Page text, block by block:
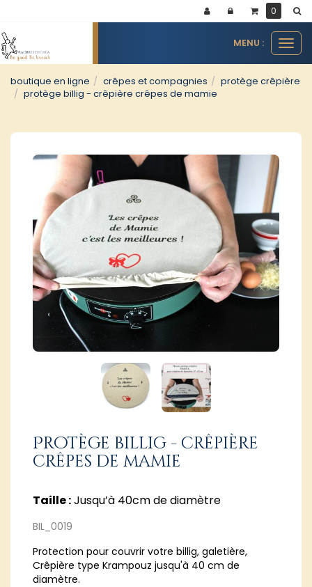
le
MENU :
boutique en ligne crêpes et compagnies
protège crêpière
protège billig - crêpière crêpes de mamie
Protège billig - crêpière
crêpes de mamie
Taille :Jusqu’à 40cm de diamètre
BIL_0019
Protection pour couvrir votre billig, galetière,
Crêpière type Krampouz jusqu'à 40 cm de
diamètre.
0